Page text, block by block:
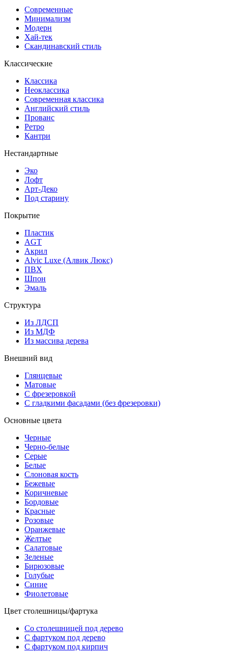
Современные
Минимализм
Модерн
Хай-тек
Скандинавский стиль
Классические
Классика
Неоклассика
Современная классика
Английский стиль
Прованс
Ретро
Кантри
Нестандартные
Эко
Лофт
Арт-Деко
Под старину
Покрытие
Пластик
AGT
Акрил
Alvic Luxe (Алвик Люкс)
ПВХ
Шпон
Эмаль
Структура
Из ЛДСП
Из МДФ
Из массива дерева
Внешний вид
Глянцевые
Матовые
С фрезеровкой
С гладкими фасадами (без фрезеровки)
Основные цвета
Черные
Черно-белые
Серые
Белые
Слоновая кость
Бежевые
Коричневые
Бордовые
Красные
Розовые
Оранжевые
Желтые
Салатовые
Зеленые
Бирюзовые
Голубые
Синие
Фиолетовые
Цвет столешницы/фартука
Со столешницей под дерево
С фартуком под дерево
С фартуком под кирпич